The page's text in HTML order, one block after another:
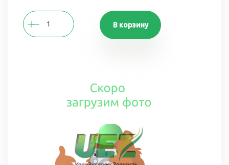
В корзину